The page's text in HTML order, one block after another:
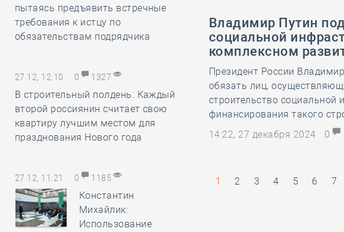
пытаясь предъявить встречные
требования к истцу по
обязательствам подрядчика
27.12, 12:10 0 1327
В строительный полдень. Каждый
второй россиянин считает свою
квартиру лучшим местом для
празднования Нового года
27.12, 11:21 0 1185
Константин
Михайлик:
Использование
Владимир Путин
социальной
комплексном
Президент России
обязать лиц,
строительство социальной
финансирования такого
14:22, 27 декабря 2024
0
1 2 3 4 5 6 7